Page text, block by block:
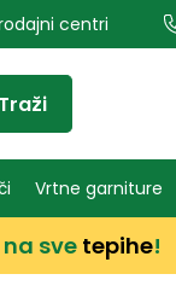
centri
Traži
Vrtne garniture
na sve tepihe!